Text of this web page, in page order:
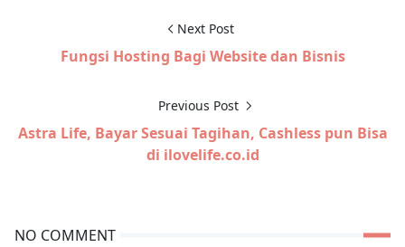
Next Post
Fungsi Hosting Bagi Website dan Bisnis
Previous Post
Astra Life, Bayar Sesuai Tagihan, Cashless pun Bisa
di ilovelife.co.id
NO COMMENT